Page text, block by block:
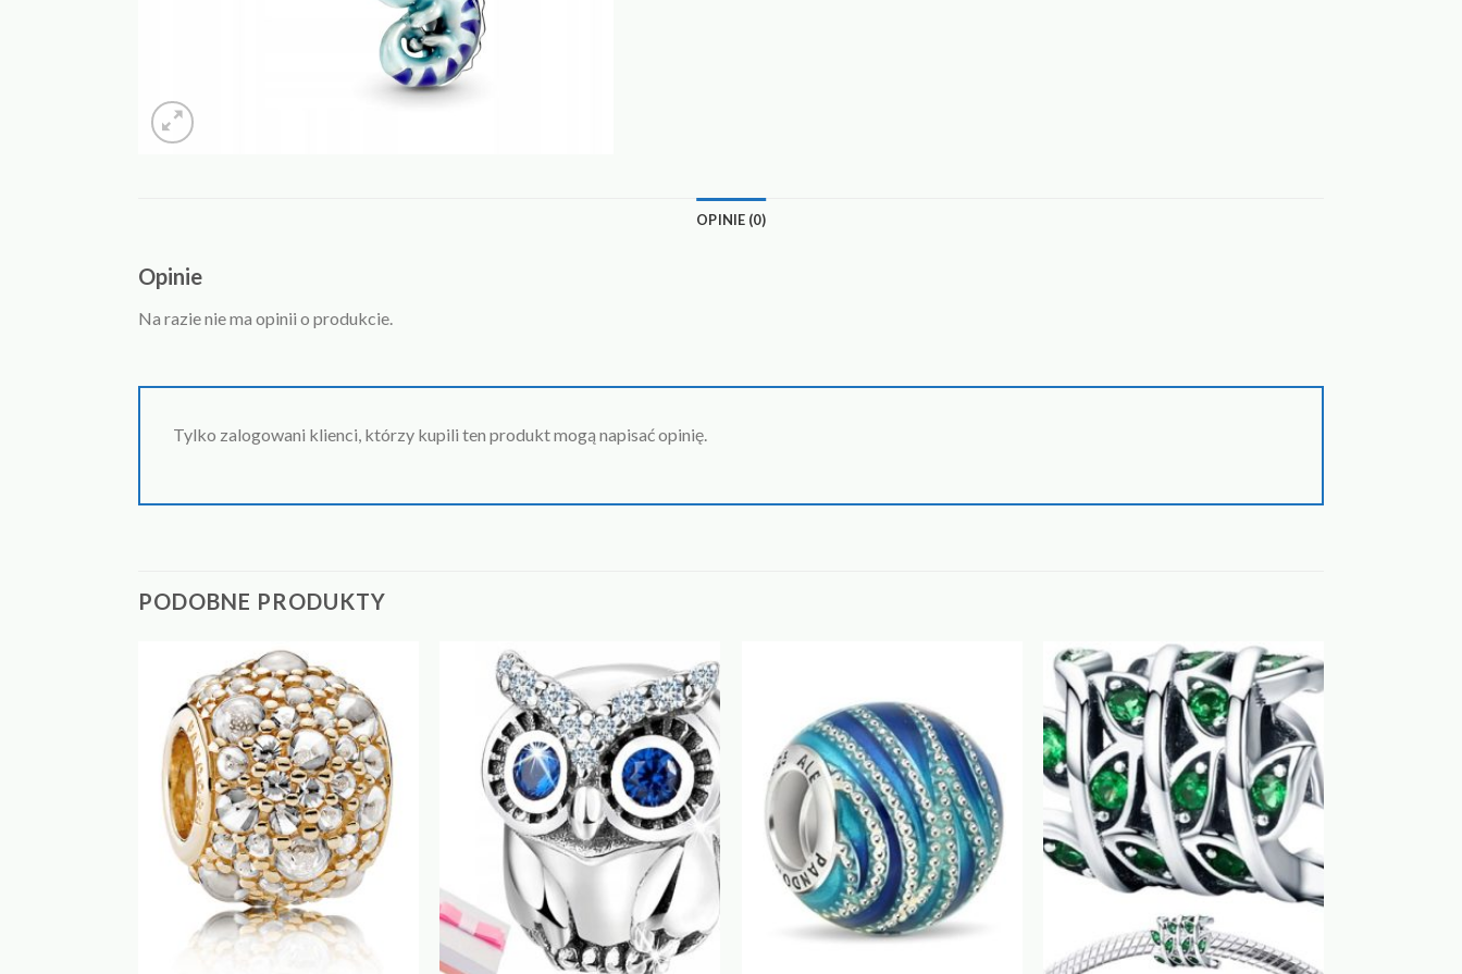
OPINIE (0)
Opinie
Na razie nie ma opinii o produkcie.
Tylko zalogowani klienci, którzy kupili ten produkt mogą napisać opinię.
PODOBNE PRODUKTY